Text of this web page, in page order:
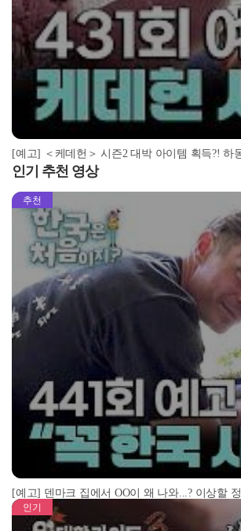
[예고] ＜케데헌＞ 시즌2 대박 아이템 획득?! 하
인기 추천 영상
추천
[예고] 덴마크 집에서 OO이 왜 나와...? 이상할
인기